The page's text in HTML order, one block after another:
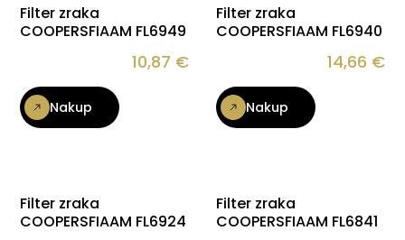
Filter zraka
COOPERSFIAAM FL6949
10,87 €
Nakup
Filter zraka
COOPERSFIAAM FL6940
14,66 €
Nakup
Filter zraka
COOPERSFIAAM FL6924
Filter zraka
COOPERSFIAAM FL6841